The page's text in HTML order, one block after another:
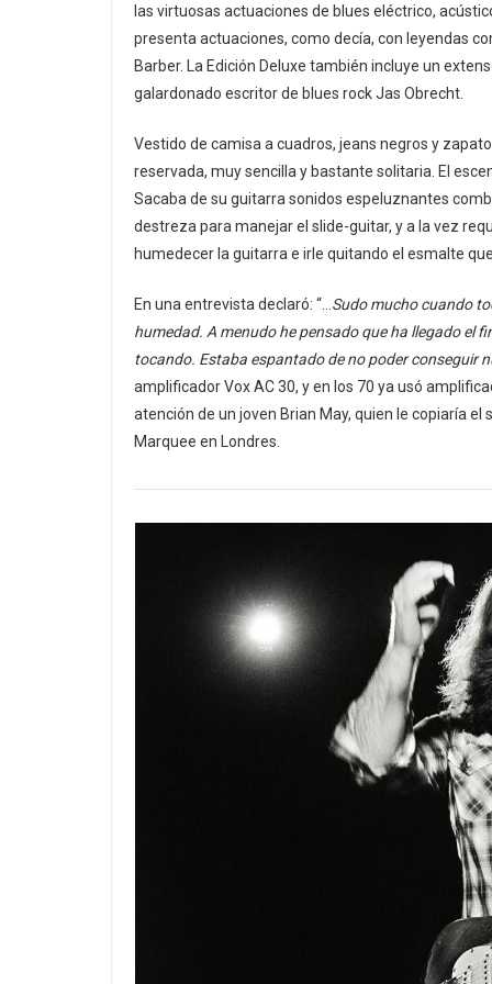
las virtuosas actuaciones de blues eléctrico,
presenta actuaciones, como decía, con leyendas
Barber. La Edición Deluxe también incluye un
galardonado escritor de blues rock Jas Obrecht.
Vestido de camisa a cuadros, jeans negros y
reservada, muy sencilla y bastante solitaria. El
Sacaba de su guitarra sonidos espeluznantes
destreza para manejar el slide-guitar, y a la vez
humedecer la guitarra e irle quitando el esmalte
En una entrevista declaró: “… Sudo mucho cuando
humedad. A menudo he pensado que ha llegado el
tocando. Estaba espantado de no poder conseguir
amplificador Vox AC 30, y en los 70 ya usó
atención de un joven Brian May, quien le copiaría
Marquee en Londres.